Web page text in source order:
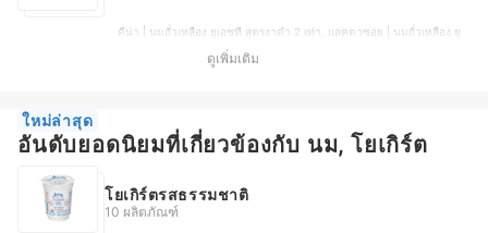
ดีน่า | นมถั่วเหลือง ยูเอชที สูตรงาดำ 2 เท่า, แลคตาซอย | นมถั่วเหลือง ยู
เอชที รสหวาน, ดอยคำ | นมถั่วเหลือง, โทฟุซัง | นมถั่วเหลือง ยูเอชที สูตร
หวานน้อย, ไวตามิ้ลค์ | ยูเอชที สูตรงาดำ และข้าวสีนิล
ดูเพิ่มเติม
ใหม่ล่าสุด
อันดับยอดนิยมที่เกี่ยวข้องกับ นม, โยเกิร์ต
โยเกิร์ตรสธรรมชาติ
10 ผลิตภัณฑ์